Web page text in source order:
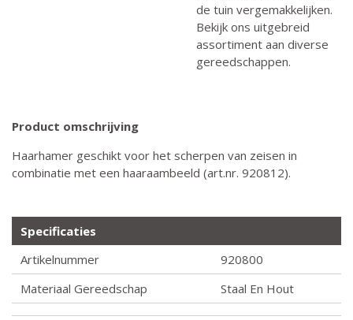
de tuin vergemakkelijken.
Bekijk ons uitgebreid
assortiment aan diverse
gereedschappen.
Product omschrijving
Haarhamer geschikt voor het scherpen van zeisen in
combinatie met een haaraambeeld (art.nr. 920812).
Specificaties
Artikelnummer
920800
Materiaal Gereedschap
Staal En Hout